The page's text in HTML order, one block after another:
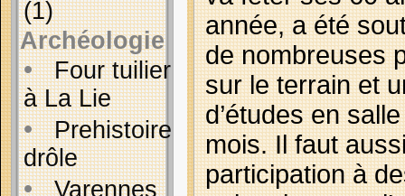
(1)
Archéologie
•Four tuilier
à La Lie
•Prehistoire
drôle
•Varennes
année, a été
de nombreuses
sur le terrain et
d’études en
mois. Il faut
participation à